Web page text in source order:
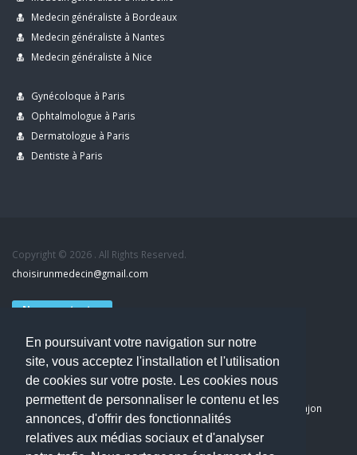
En poursuivant votre navigation sur notre
site, vous acceptez l'installation et l'utilisation
de cookies sur votre poste. Les cookies nous
permettent de personnaliser le contenu et les
annonces, d'offrir des fonctionnalités
relatives aux médias sociaux et d'analyser
Medecin généraliste à Bordeaux
Medecin généraliste à Nantes
Medecin généraliste à Nice
Gynécoloque à Paris
Ophtalmologue à Paris
Dermatologue à Paris
Dentiste à Paris
Copyright © 2026 . All Rights Reserved.
choisirunmedecin@gmail.com
Nous contacter
Accueil
Blog
Mon compte
Dernier avis : PASCAL DELCAMPE, Chirurgien maxillo-faciale à Arpajon
Mentions légales
Politique de confidentialité